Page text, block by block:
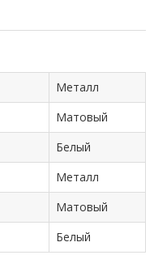
Металл
Матовый
Белый
Металл
Матовый
Белый